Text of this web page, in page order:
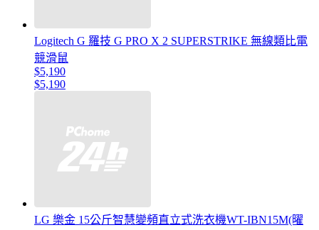
Logitech G 羅技 G PRO X 2 SUPERSTRIKE 無線類比電
競滑鼠
$5,190
$5,190
LG 樂金 15公斤智慧變頻直立式洗衣機WT-IBN15M(曜